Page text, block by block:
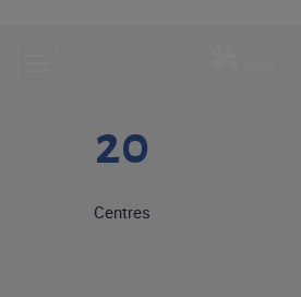
20
Centres